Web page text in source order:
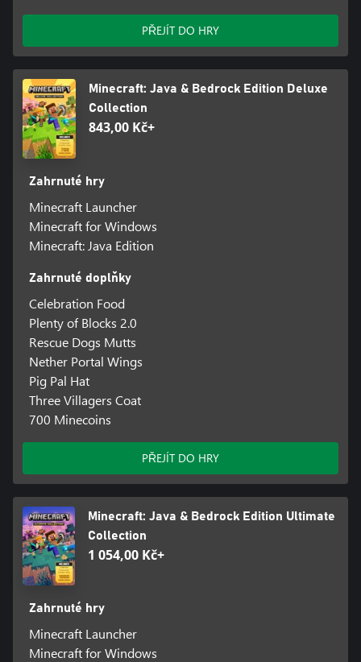
PŘEJÍT DO HRY
Minecraft: Java & Bedrock Edition Deluxe
Collection
843,00 Kč+
Zahrnuté hry
Minecraft Launcher
Minecraft for Windows
Minecraft: Java Edition
Zahrnuté doplňky
Celebration Food
Plenty of Blocks 2.0
Rescue Dogs Mutts
Nether Portal Wings
Pig Pal Hat
Three Villagers Coat
700 Minecoins
PŘEJÍT DO HRY
Minecraft: Java & Bedrock Edition Ultimate
Collection
1 054,00 Kč+
Zahrnuté hry
Minecraft Launcher
Minecraft for Windows